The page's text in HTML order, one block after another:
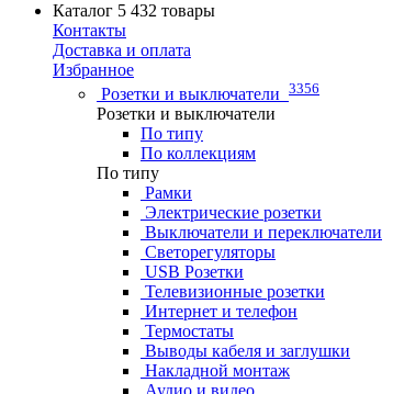
Каталог 5 432 товары
Контакты
Доставка и оплата
Избранное
Розетки и выключатели 3356
Розетки и выключатели
По типу
По коллекциям
По типу
Рамки
Электрические розетки
Выключатели и переключатели
Светорегуляторы
USB Розетки
Телевизионные розетки
Интернет и телефон
Термостаты
Выводы кабеля и заглушки
Накладной монтаж